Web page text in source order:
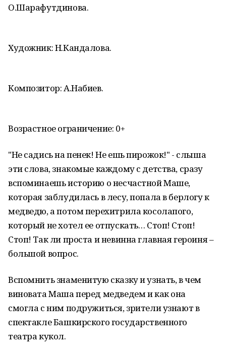
О.Шарафутдинова.
Художник: Н.Кандалова.
Композитор: А.Набиев.
Возрастное ограничение: 0+
"Не садись на пенек! Не ешь пирожок!" - слыша
эти слова, знакомые каждому с детства, сразу
вспоминаешь историю о несчастной Маше,
которая заблудилась в лесу, попала в берлогу к
медведю, а потом перехитрила косолапого,
который не хотел ее отпускать… Стоп! Стоп!
Стоп! Так ли проста и невинна главная героиня –
большой вопрос.
Вспомнить знаменитую сказку и узнать, в чем
виновата Маша перед медведем и как она
смогла с ним подружиться, зрители узнают в
спектакле Башкирского государственного
театра кукол.